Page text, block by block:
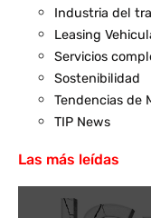
Industria del
Leasing
Servicios
Sostenibilidad
Tendencias de
TIP News
Las más leídas